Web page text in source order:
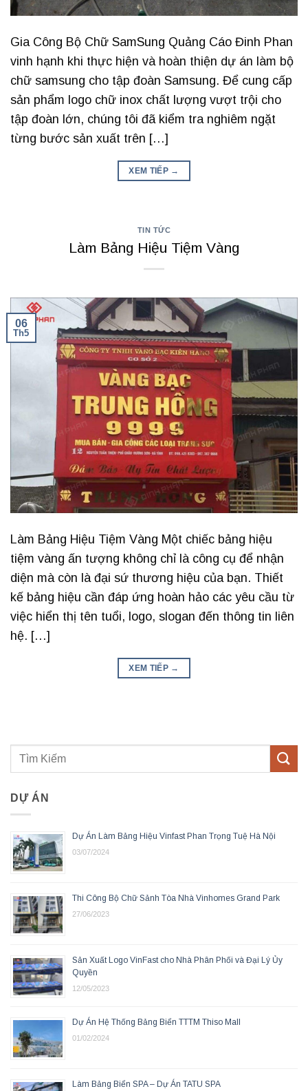
Gia Công Bộ Chữ SamSung Quảng Cáo Đinh Phan
vinh hạnh khi thực hiện và hoàn thiện dự án làm bộ
chữ samsung cho tập đoàn Samsung. Để cung cấp
sản phẩm logo chữ inox chất lượng vượt trội cho
tập đoàn lớn, chúng tôi đã kiểm tra nghiêm ngặt
từng bước sản xuất trên […]
XEM TIẾP →
TIN TỨC
Làm Bảng Hiệu Tiệm Vàng
06
Th5
Làm Bảng Hiệu Tiệm Vàng Một chiếc bảng hiệu
tiệm vàng ấn tượng không chỉ là công cụ để nhận
diện mà còn là đại sứ thương hiệu của bạn. Thiết
kế bảng hiệu cần đáp ứng hoàn hảo các yêu cầu từ
việc hiển thị tên tuổi, logo, slogan đến thông tin liên
hệ. […]
XEM TIẾP →
DỰ ÁN
Dự Án Làm Bảng Hiệu Vinfast Phan Trọng Tuệ Hà Nội
03/07/2024
Thi Công Bộ Chữ Sảnh Tòa Nhà Vinhomes Grand Park
27/06/2023
Sản Xuất Logo VinFast cho Nhà Phân Phối và Đại Lý Ủy
Quyền
12/05/2023
Dự Án Hệ Thống Bảng Biển TTTM Thiso Mall
01/02/2024
Làm Bảng Biển SPA – Dự Án TATU SPA